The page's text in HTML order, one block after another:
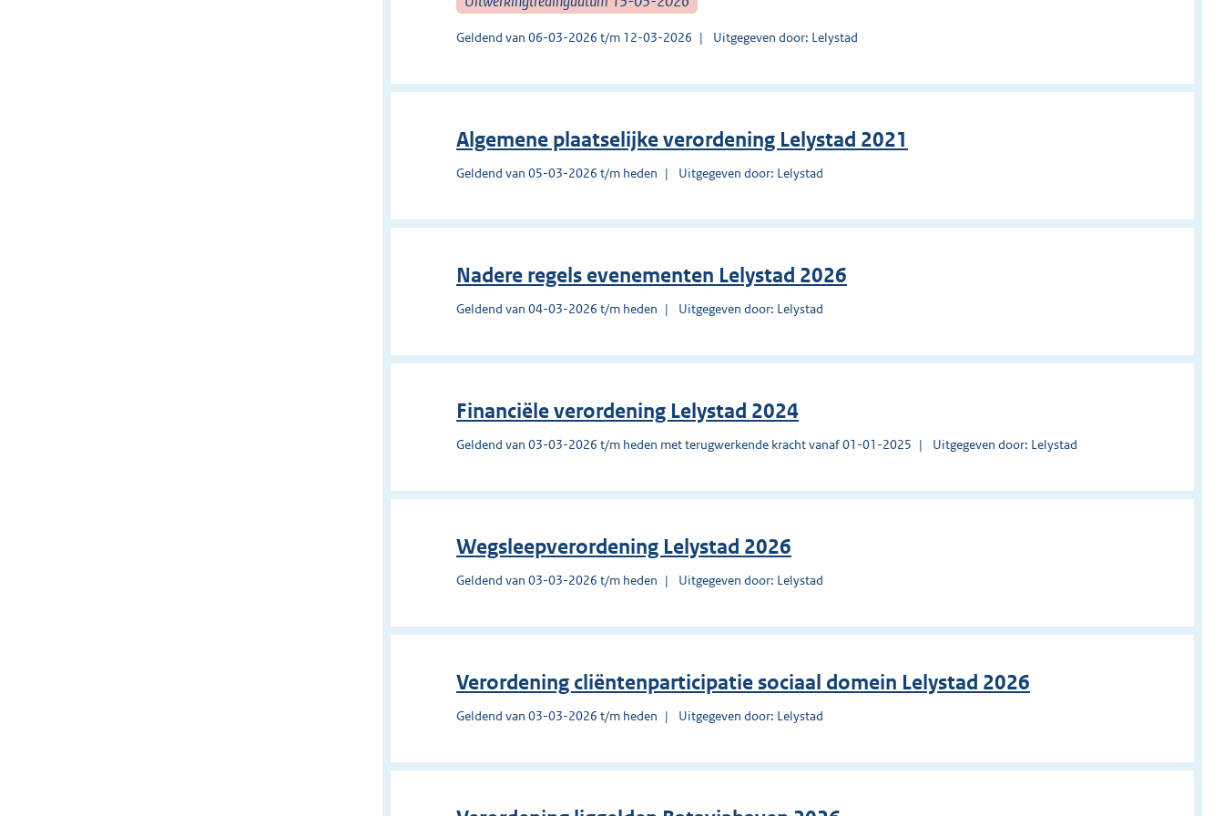
Geldend van 06-03-2026 t/m 12-03-2026 Uitgegeven door: Lelystad
Algemene plaatselijke verordening Lelystad 2021
Geldend van 05-03-2026 t/m heden Uitgegeven door: Lelystad
Nadere regels evenementen Lelystad 2026
Geldend van 04-03-2026 t/m heden Uitgegeven door: Lelystad
Financiële verordening Lelystad 2024
Geldend van 03-03-2026 t/m heden met terugwerkende kracht vanaf 01-01-2025 Uitgegeven door: Lelystad
Wegsleepverordening Lelystad 2026
Geldend van 03-03-2026 t/m heden Uitgegeven door: Lelystad
Verordening cliëntenparticipatie sociaal domein Lelystad 2026
Geldend van 03-03-2026 t/m heden Uitgegeven door: Lelystad